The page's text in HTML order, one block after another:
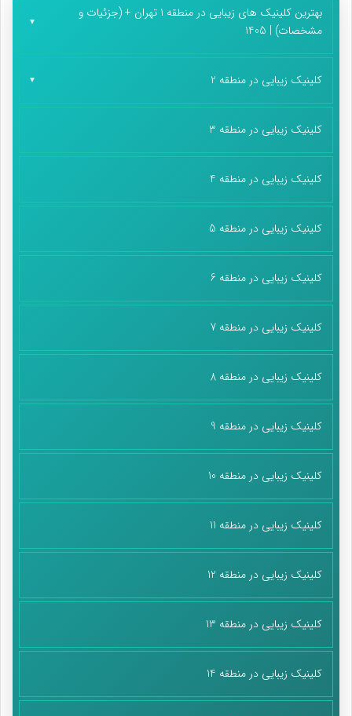
بهترین کلینیک های زیبایی در منطقه 1 تهران + (جزئیات و
مشخصات) | 1405
کلینیک زیبایی در منطقه 2
کلینیک زیبایی در منطقه 3
کلینیک زیبایی در منطقه 4
کلینیک زیبایی در منطقه 5
کلینیک زیبایی در منطقه 6
کلینیک زیبایی در منطقه 7
کلینیک زیبایی در منطقه 8
کلینیک زیبایی در منطقه 9
کلینیک زیبایی در منطقه 10
کلینیک زیبایی در منطقه 11
کلینیک زیبایی در منطقه 12
کلینیک زیبایی در منطقه 13
کلینیک زیبایی در منطقه 14